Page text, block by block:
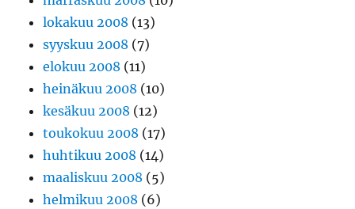
lokakuu 2008 (13)
syyskuu 2008 (7)
elokuu 2008 (11)
heinäkuu 2008 (10)
kesäkuu 2008 (12)
toukokuu 2008 (17)
huhtikuu 2008 (14)
maaliskuu 2008 (5)
helmikuu 2008 (6)